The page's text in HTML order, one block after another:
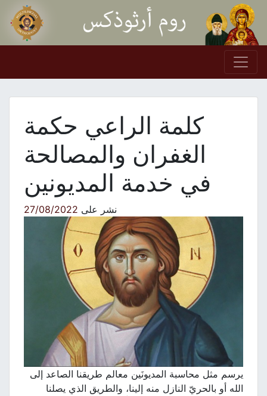
Skip to content
Main Navigation
كلمة الراعي حكمة
الغفران والمصالحة
في خدمة المديونين
نشر على27/08/2022
يرسم مثل محاسبة المديونَين معالم طريقنا الصاعد إلى
الله أو بالحريّ النازل منه إلينا، والطريق الذي يصلنا